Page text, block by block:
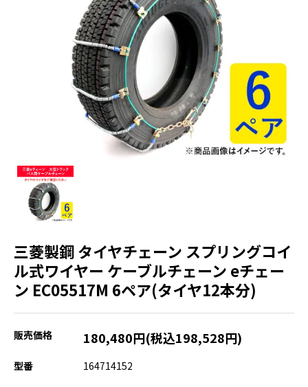
三菱製鋼 タイヤチェーン スプリングコイ
ル式ワイヤー ケーブルチェーン eチェー
ン EC05517M 6ペア(タイヤ12本分)
販売価格 180,480円(税込198,528円)
型番 164714152